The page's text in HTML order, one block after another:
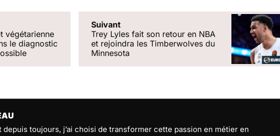
végétarienne
le diagnostic
Suivant
Trey Lyles fait son retour en NBA
et rejoindra les Timberwolves du
Minnesota
depuis toujours, j’ai choisi de transformer cette passion en métier en